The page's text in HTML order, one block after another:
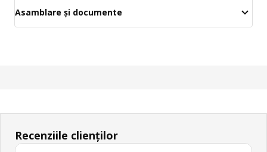
Asamblare și documente
Recenziile clienților